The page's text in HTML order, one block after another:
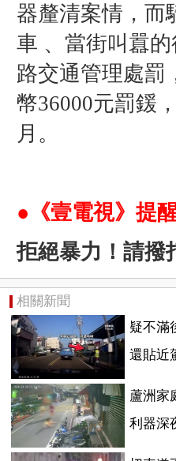
器釐清案情，而
車 、當街叫囂
路交通管理處罰
幣36000元罰鍰
月。
●《壹電視》提
拒絕暴力！請撥
相關新聞
疑不滿
還貼近
蘆洲家
利器深